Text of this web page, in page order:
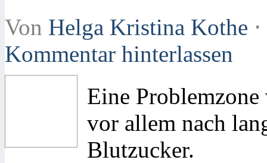
Von Helga Kristina Kothe ⋅
Kommentar hinterlassen
Eine
vor allem nach
Blutzucker.